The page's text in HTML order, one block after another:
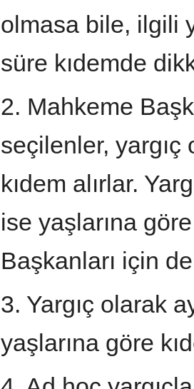
olmasa bile, ilgili
süre kıdemde
2. Mahkeme
seçilenler, yargıç
kıdem alırlar.
ise yaşlarına
Başkanları için
3. Yargıç olarak
yaşlarına göre